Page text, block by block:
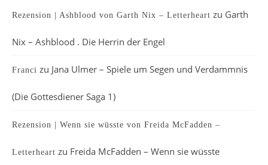
Rezension | Ashblood von Garth Nix – Letterheart zu Garth
Nix – Ashblood . Die Herrin der Engel
Franci zu Jana Ulmer – Spiele um Segen und Verdammnis
(Die Gottesdiener Saga 1)
Rezension | Wenn sie wüsste von Freida McFadden –
Letterheart zu Freida McFadden – Wenn sie wüsste